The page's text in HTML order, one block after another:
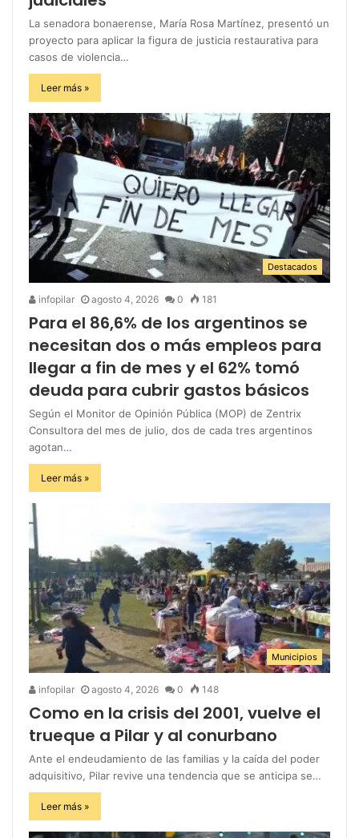
La senadora bonaerense, María Rosa Martínez, presentó un
proyecto para aplicar la figura de justicia restaurativa para
casos de violencia…
Leer más »
Destacados
infopilar agosto 4, 2026 0 181
Para el 86,6% de los argentinos se
necesitan dos o más empleos para
llegar a fin de mes y el 62% tomó
deuda para cubrir gastos básicos
Según el Monitor de Opinión Pública (MOP) de Zentrix
Consultora del mes de julio, dos de cada tres argentinos
agotan…
Leer más »
Municipios
infopilar agosto 4, 2026 0 148
Como en la crisis del 2001, vuelve el
trueque a Pilar y al conurbano
Ante el endeudamiento de las familias y la caída del poder
adquisitivo, Pilar revive una tendencia que se anticipa se…
Leer más »